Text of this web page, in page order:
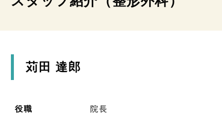
苅田 達郎
役職 院長